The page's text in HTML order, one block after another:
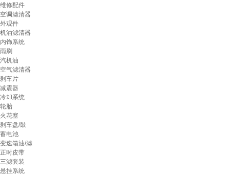
维修配件
空调滤清器
外观件
机油滤清器
内饰系统
雨刷
汽机油
空气滤清器
刹车片
减震器
冷却系统
轮胎
火花塞
刹车盘/鼓
蓄电池
变速箱油/滤
正时皮带
三滤套装
悬挂系统